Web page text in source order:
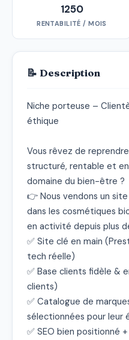
1250
RENTABILITÉ / MOIS
📝 Description
Niche porteuse –
éthique
Vous rêvez de
structuré, rentable et
domaine du bien-être ?
👉 Nous vendons un
dans les cosmétiques
en activité depuis plus
✅ Site clé en main
tech réelle)
✅ Base clients fidèle &
clients)
✅ Catalogue de
sélectionnées pour leur
✅ SEO bien positionné